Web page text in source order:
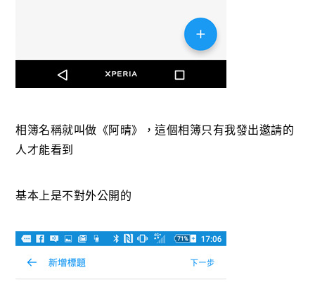
相簿名稱就叫做《阿晴》，這個相簿只有我發出邀請的
人才能看到
基本上是不對外公開的